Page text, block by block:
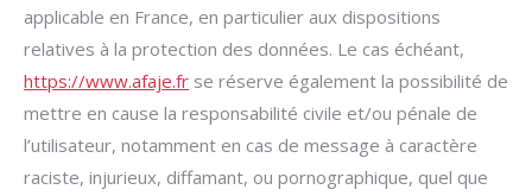
applicable en France, en particulier aux dispositions
relatives à la protection des données. Le cas échéant,
https://www.afaje.fr se réserve également la possibilité de
mettre en cause la responsabilité civile et/ou pénale de
l’utilisateur, notamment en cas de message à caractère
raciste, injurieux, diffamant, ou pornographique, quel que